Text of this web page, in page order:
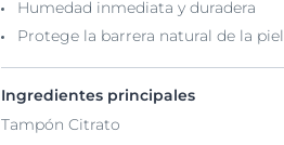
Humedad inmediata y duradera
Protege la barrera natural de la piel
Ingredientes principales
Tampón Citrato